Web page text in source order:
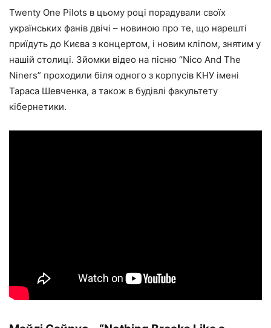
Twenty One Pilots в цьому році порадували своїх
українських фанів двічі – новиною про те, що нарешті
приїдуть до Києва з концертом, і новим кліпом, знятим у
нашій столиці. Зйомки відео на пісню “Nico And The
Niners” проходили біля одного з корпусів КНУ імені
Тараса Шевченка, а також в будівлі факультету
кібернетики.